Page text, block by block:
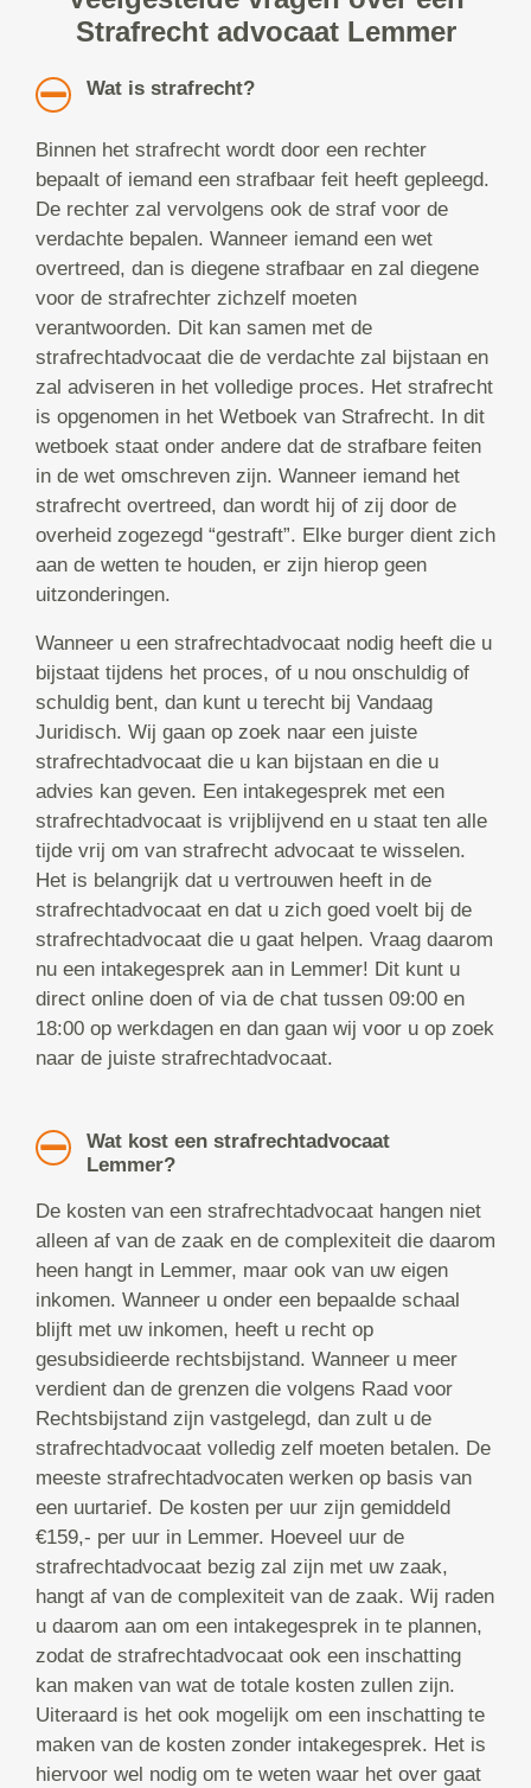
Strafrecht advocaat Lemmer
Wat is strafrecht?
Binnen het strafrecht wordt door een rechter
bepaalt of iemand een strafbaar feit heeft gepleegd.
De rechter zal vervolgens ook de straf voor de
verdachte bepalen. Wanneer iemand een wet
overtreed, dan is diegene strafbaar en zal diegene
voor de strafrechter zichzelf moeten
verantwoorden. Dit kan samen met de
strafrechtadvocaat die de verdachte zal bijstaan en
zal adviseren in het volledige proces. Het strafrecht
is opgenomen in het Wetboek van Strafrecht. In dit
wetboek staat onder andere dat de strafbare feiten
in de wet omschreven zijn. Wanneer iemand het
strafrecht overtreed, dan wordt hij of zij door de
overheid zogezegd “gestraft”. Elke burger dient zich
aan de wetten te houden, er zijn hierop geen
uitzonderingen.
Wanneer u een strafrechtadvocaat nodig heeft die u
bijstaat tijdens het proces, of u nou onschuldig of
schuldig bent, dan kunt u terecht bij Vandaag
Juridisch. Wij gaan op zoek naar een juiste
strafrechtadvocaat die u kan bijstaan en die u
advies kan geven. Een intakegesprek met een
strafrechtadvocaat is vrijblijvend en u staat ten alle
tijde vrij om van strafrecht advocaat te wisselen.
Het is belangrijk dat u vertrouwen heeft in de
strafrechtadvocaat en dat u zich goed voelt bij de
strafrechtadvocaat die u gaat helpen. Vraag daarom
nu een intakegesprek aan in Lemmer! Dit kunt u
direct online doen of via de chat tussen 09:00 en
18:00 op werkdagen en dan gaan wij voor u op zoek
naar de juiste strafrechtadvocaat.
Wat kost een strafrechtadvocaat
Lemmer?
De kosten van een strafrechtadvocaat hangen niet
alleen af van de zaak en de complexiteit die daarom
heen hangt in Lemmer, maar ook van uw eigen
inkomen. Wanneer u onder een bepaalde schaal
blijft met uw inkomen, heeft u recht op
gesubsidieerde rechtsbijstand. Wanneer u meer
verdient dan de grenzen die volgens Raad voor
Rechtsbijstand zijn vastgelegd, dan zult u de
strafrechtadvocaat volledig zelf moeten betalen. De
meeste strafrechtadvocaten werken op basis van
een uurtarief. De kosten per uur zijn gemiddeld
€159,- per uur in Lemmer. Hoeveel uur de
strafrechtadvocaat bezig zal zijn met uw zaak,
hangt af van de complexiteit van de zaak. Wij raden
u daarom aan om een intakegesprek in te plannen,
zodat de strafrechtadvocaat ook een inschatting
kan maken van wat de totale kosten zullen zijn.
Uiteraard is het ook mogelijk om een inschatting te
maken van de kosten zonder intakegesprek. Het is
hiervoor wel nodig om te weten waar het over gaat